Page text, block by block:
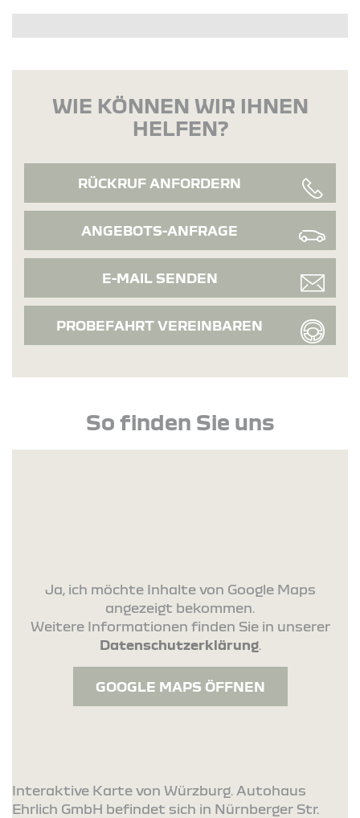
WIE KÖNNEN WIR IHNEN
HELFEN?
RÜCKRUF ANFORDERN
ANGEBOTS-ANFRAGE
E-MAIL SENDEN
PROBEFAHRT VEREINBAREN
So finden Sie uns
Ja, ich möchte Inhalte von Google Maps
angezeigt bekommen.
Weitere Informationen finden Sie in unserer
Datenschutzerklärung.
GOOGLE MAPS ÖFFNEN
Interaktive Karte von Würzburg. Autohaus
Ehrlich GmbH befindet sich in Nürnberger Str.